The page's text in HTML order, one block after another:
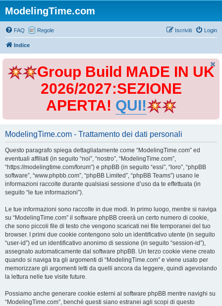
ModelingTime.com
FAQ Regole Login
Iscriviti
Indice
Group Build MADE IN UK
2026/2027:SEZIONE
APERTA! QUI!
ModelingTime.com - Trattamento dei dati personali
Questo paragrafo spiega dettagliatamente come “ModelingTime.com” ed
eventuali affiliati (in seguito “noi”, “nostro”, “ModelingTime.com”,
“https://modelingtime.com/forum”) e phpBB (in seguito “essi”, “loro”, “phpBB
software”, “www.phpbb.com”, “phpBB Limited”, “phpBB Teams”) usano le
informazioni raccolte durante qualsiasi sessione d’uso da te effettuata (in
seguito “le tue informazioni”).
Le tue informazioni sono raccolte in due modi. In primo luogo, mentre si naviga
su “ModelingTime.com” il software phpBB creerà un certo numero di cookie,
che sono piccoli file di testo che vengono scaricati nei file temporanei del tuo
browser. I primi due cookie contengono solo un identificativo utente (in seguito
“user-id”) ed un identificativo anonimo di sessione (in seguito “session-id”),
assegnato automaticamente dal software phpBB. Un terzo cookie viene creato
quando si naviga tra gli argomenti di “ModelingTime.com” e viene usato per
memorizzare gli argomenti letti da quelli ancora da leggere, quindi agevolando
la lettura nelle tue visite future.
Possiamo anche generare cookie esterni al software phpBB mentre navighi su
“ModelingTime.com”, benché questi siano estranei agli scopi di questo